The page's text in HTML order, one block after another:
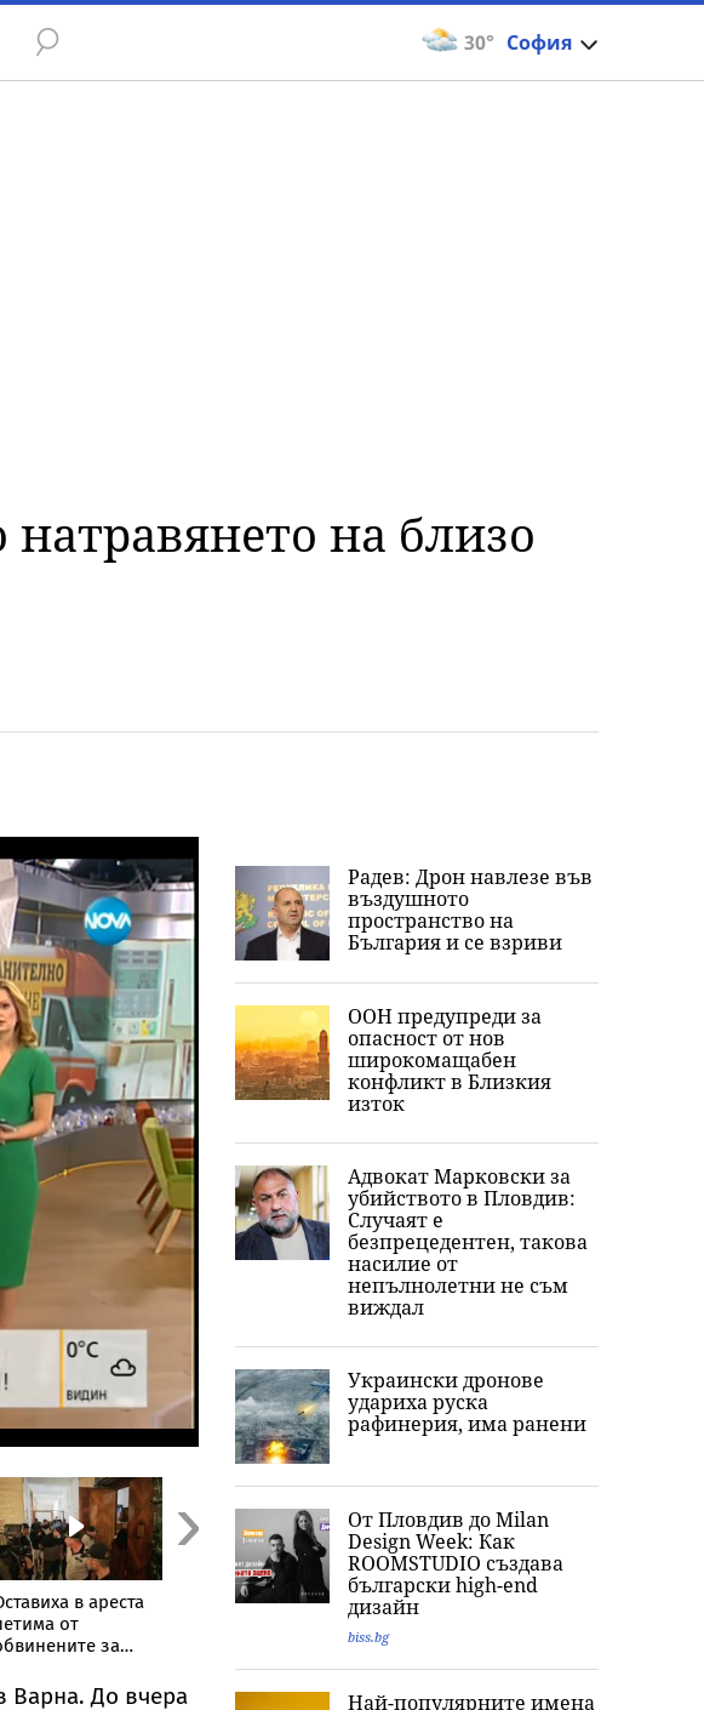
30° София
на близо
в ареста
от
за
Съдът пусна под
ВиК-Бургас и двама
негови подчинени
Времето днес:
жега, последвана
от внезапни бури и
"Козлодуй"
Варна. До вчера
Радев: Дрон навлезе във
въздушното
пространство на
България и се взриви
ООН предупреди за
опасност от нов
широкомащабен
конфликт в Близкия
изток
Адвокат Марковски за
убийството в Пловдив:
Случаят е
безпрецедентен, такова
насилие от
непълнолетни не съм
виждал
Украински дронове
удариха руска
рафинерия, има ранени
От Пловдив до Milan
Design Week: Как
ROOMSTUDIO създава
български high-end
дизайн
biss.bg
Най-популярните имена